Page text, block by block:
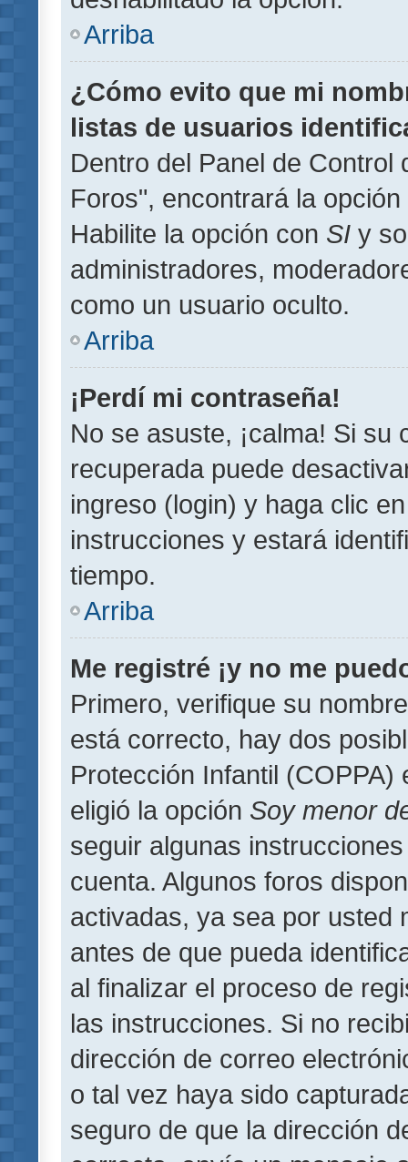
Arriba
¿Cómo evito que mi
listas de usuarios
Dentro del Panel de
Foros", encontrará la opción
Habilite la opción con SI y
administradores,
como un usuario oculto.
Arriba
¡Perdí mi contraseña!
No se asuste, ¡calma! Si su
recuperada puede
ingreso (login) y haga clic
instrucciones y estará
tiempo.
Arriba
Me registré ¡y no me
Primero, verifique su
está correcto, hay dos
Protección Infantil
eligió la opción Soy menor
seguir algunas
cuenta. Algunos foros
activadas, ya sea por usted
antes de que pueda
al finalizar el proceso de
las instrucciones. Si no
dirección de correo
o tal vez haya sido
seguro de que la dirección